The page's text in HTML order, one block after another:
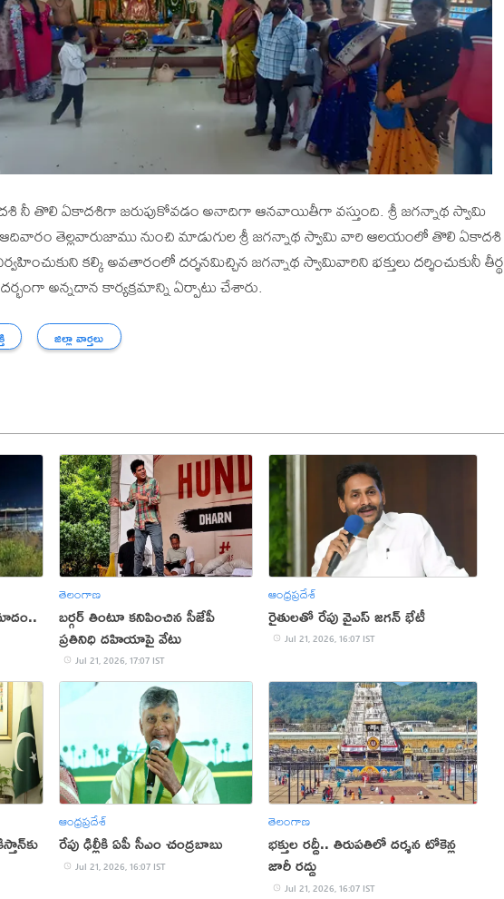
నీ తొలి ఏకాదశిగా జరుపుకోవడం అనాదిగా ఆనవాయితీగా వస్తుంది. శ్రీ జగన్నాథ స్వామి
తెల్లవారుజాము నుంచి మాడుగుల శ్రీ జగన్నాథ స్వామి వారి ఆలయంలో తొలి ఏకాదశి
కల్కి అవతారంలో దర్శనమిచ్చిన జగన్నాథ స్వామివారిని భక్తులు దర్శించుకునీ తీర్థ
అన్నదాన కార్యక్రమాన్ని ఏర్పాటు చేశారు.
జిల్లా వార్తలు
తెలంగాణ
బర్గర్ తింటూ కనిపించిన సీజేపీ
ప్రతినిధి దహియాపై వేటు
Jul 21, 2026, 17:07 IST
ఆంధ్రప్రదేశ్
రైతులతో రేపు వైఎస్ జగన్ భేటీ
Jul 21, 2026, 16:07 IST
ఆంధ్రప్రదేశ్
రేపు ఢిల్లీకి ఏపీ సీఎం చంద్రబాబు
Jul 21, 2026, 16:07 IST
తెలంగాణ
భక్తుల రద్దీ.. తిరుపతిలో దర్శన టోకెన్ల
జారీ రద్దు
Jul 21, 2026, 16:07 IST